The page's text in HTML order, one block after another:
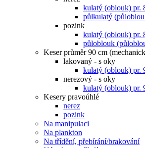
kulatý (oblouk) pr.
půlkulatý
pozink
kulatý (oblouk) pr.
půloblouk
Keser průměr 90 cm
lakovaný - s oky
kulatý (oblouk) pr.
nerezový - s oky
kulatý (oblouk) pr.
Kesery pravoúhlé
nerez
pozink
Na manipulaci
Na plankton
Na třídění, přebírání/brakování